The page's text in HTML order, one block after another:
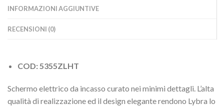
INFORMAZIONI AGGIUNTIVE
RECENSIONI (0)
COD: 5355ZLHT
Schermo elettrico da incasso curato nei minimi dettagli. L’alta
qualità di realizzazione ed il design elegante rendono Lybra lo